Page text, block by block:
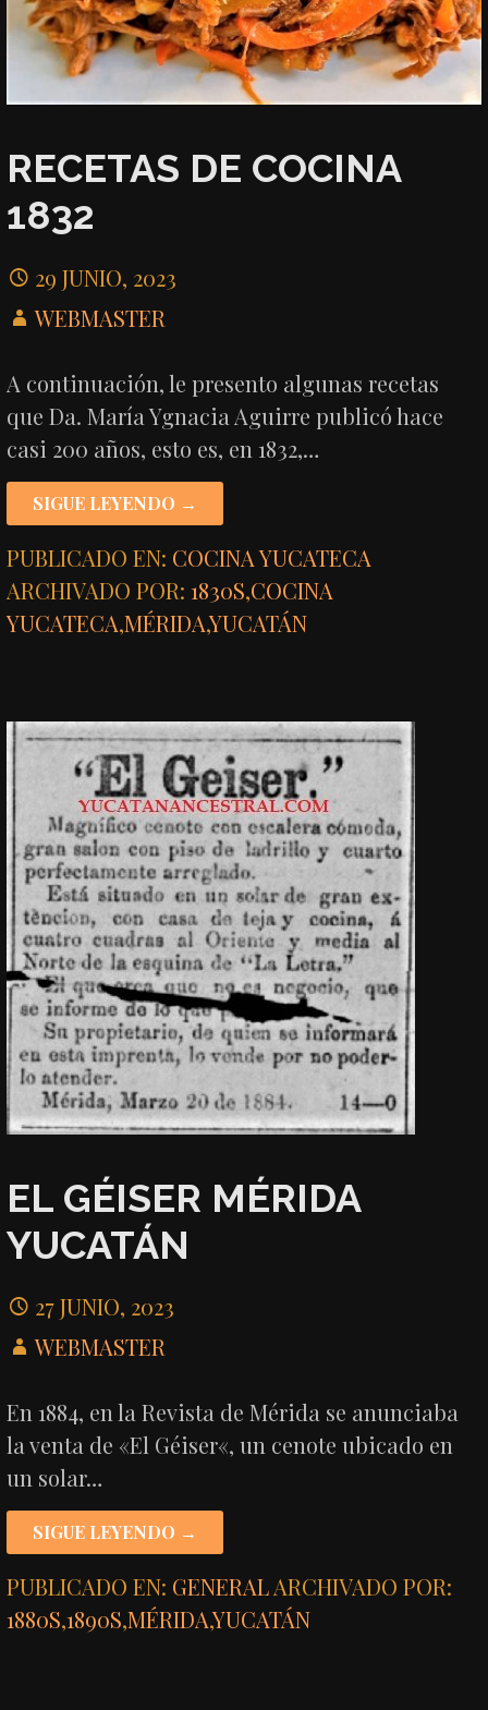
RECETAS DE COCINA
1832
29 JUNIO, 2023
WEBMASTER
A continuación, le presento algunas recetas
que Da. María Ygnacia Aguirre publicó hace
casi 200 años, esto es, en 1832,…
SIGUE LEYENDO →
PUBLICADO EN: COCINA YUCATECA
ARCHIVADO POR:1830S,COCINA
YUCATECA,MÉRIDA,YUCATÁN
EL GÉISER MÉRIDA
YUCATÁN
27 JUNIO, 2023
WEBMASTER
En 1884, en la Revista de Mérida se anunciaba
la venta de «El Géiser«, un cenote ubicado en
un solar…
SIGUE LEYENDO →
PUBLICADO EN: GENERALARCHIVADO POR:
1880S,1890S,MÉRIDA,YUCATÁN